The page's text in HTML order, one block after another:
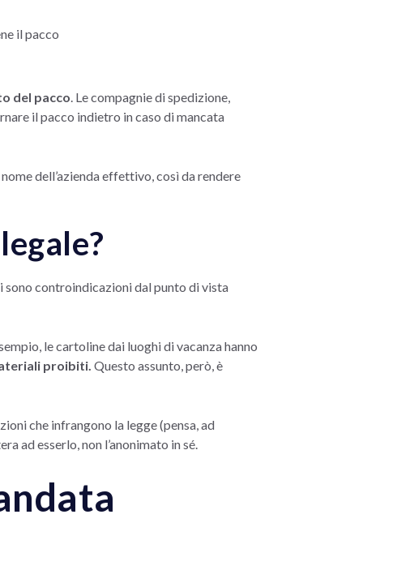
il pacco
del pacco. Le compagnie di spedizione,
il pacco indietro in caso di mancata
dell’azienda effettivo, così da rendere
sono controindicazioni dal punto di vista
le cartoline dai luoghi di vacanza hanno
proibiti. Questo assunto, però, è
che infrangono la legge (pensa, ad
ad esserlo, non l’anonimato in sé.